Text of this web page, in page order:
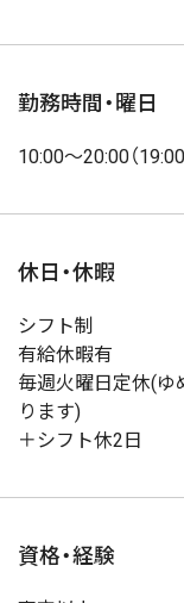
勤務時間・曜日
10:00〜20:00（
休日・休暇
シフト制
有給休暇有
毎週火曜日定休(ゆ
ります)
＋シフト休2日
資格・経験